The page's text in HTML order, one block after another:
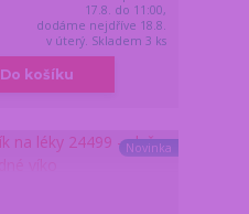
17.8. do 11:00,
dodáme nejdříve 18.8.
v úterý. Skladem 3 ks
Do košíku
Novinka